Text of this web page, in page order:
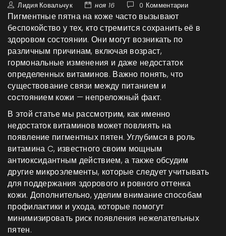
Лидия Ковальчук ноя 16 0 Комментарии
Пигментные пятна на коже часто вызывают
беспокойство у тех, кто стремится сохранить её в
здоровом состоянии. Они могут возникать по
различным причинам, включая возраст,
гормональные изменения и даже недостаток
определенных витаминов. Важно понять, что
существование связи между питанием и
состоянием кожи — непреложный факт.
В этой статье мы рассмотрим, как именно
недостаток витаминов может повлиять на
появление пигментных пятен. Углубимся в роль
витамина C, известного своим мощным
антиоксидантным действием, а также обсудим
другие микроэлементы, которые следует учитывать
для поддержания здорового и ровного оттенка
кожи. Дополнительно, уделим внимание способам
профилактики и ухода, которые помогут
минимизировать риск появления нежелательных
пятен.